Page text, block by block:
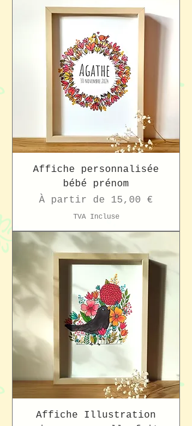
Affiche personnalisée
bébé prénom
À partir de 15,00 €
Prix promotionnel
TVA Incluse
Affiche Illustration